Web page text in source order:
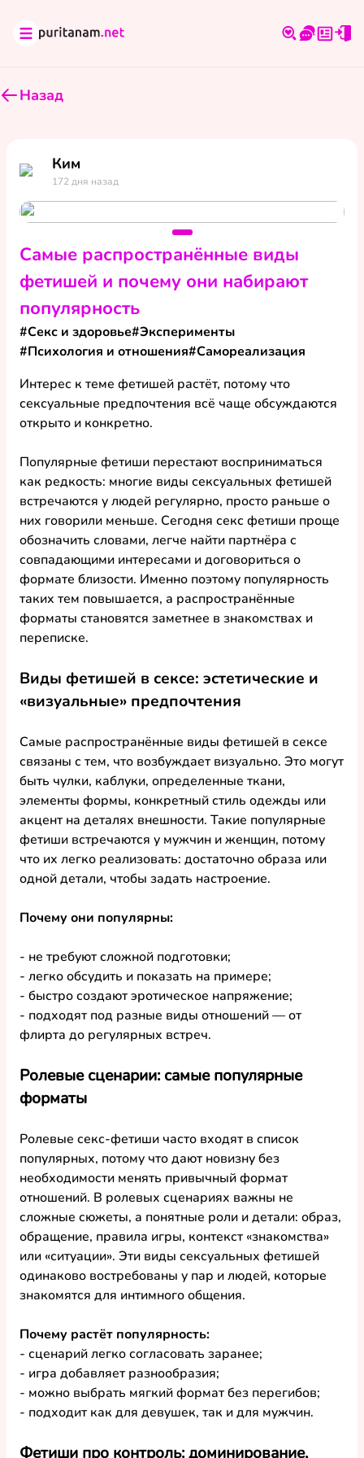
Назад
Ким
172 дня назад
Самые распространённые виды
фетишей и почему они набирают
популярность
#Секс и здоровье#Эксперименты
#Психология и отношения#Самореализация
Интерес к теме фетишей растёт, потому что
сексуальные предпочтения всё чаще обсуждаются
открыто и конкретно.
Популярные фетиши перестают восприниматься
как редкость: многие виды сексуальных фетишей
встречаются у людей регулярно, просто раньше о
них говорили меньше. Сегодня секс фетиши проще
обозначить словами, легче найти партнёра с
совпадающими интересами и договориться о
формате близости. Именно поэтому популярность
таких тем повышается, а
форматы становятся заметнее в знакомствах и
переписке.
Виды фетишей в сексе: эстетические и
«визуальные» предпочтения
Самые распространённые виды фетишей в сексе
связаны с тем, что возбуждает визуально. Это могут
быть чулки, каблуки, определенные ткани,
элементы формы, конкретный стиль одежды или
акцент на деталях внешности. Такие популярные
фетиши встречаются у мужчин и женщин, потому
что их легко реализовать: достаточно образа или
одной детали, чтобы задать настроение.
Почему они популярны:
- не требуют сложной подготовки;
- легко обсудить и показать на примере;
- быстро создают эротическое напряжение;
- подходят под разные виды отношений — от
флирта до регулярных встреч.
Ролевые сценарии: самые популярные
форматы
Ролевые секс-фетиши часто входят в список
популярных, потому что дают новизну без
необходимости менять привычный формат
отношений. В ролевых сценариях важны не
сложные сюжеты, а понятные роли и детали: образ,
обращение, правила игры, контекст «знакомства»
или «ситуации». Эти виды сексуальных фетишей
одинаково востребованы у пар и людей, которые
знакомятся для интимного общения.
Почему растёт популярность:
- сценарий легко согласовать заранее;
- игра добавляет разнообразия;
- можно выбрать мягкий формат без перегибов;
- подходит как для девушек, так и для мужчин.
Фетиши про контроль: доминирование,